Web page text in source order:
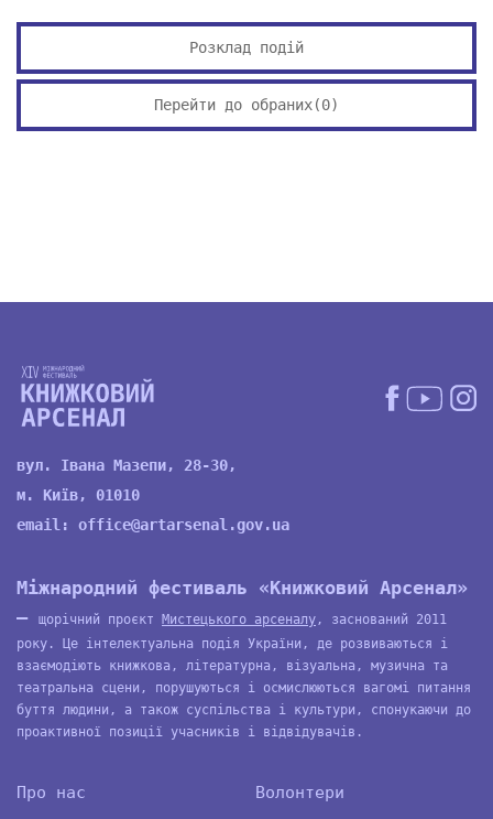
Розклад подій
Перейти до обраних(0)
вул. Івана Мазепи, 28-30,
м. Київ, 01010
email: office@artarsenal.gov.ua
Міжнародний фестиваль «Книжковий Арсенал»
—
щорічний проєкт Мистецького арсеналу , заснований 2011
року. Це інтелектуальна подія України, де розвиваються і
взаємодіють книжкова, літературна, візуальна, музична та
театральна сцени, порушуються і осмислюються вагомі питання
буття людини, а також суспільства і культури, спонукаючи до
проактивної позиції учасників і відвідувачів.
Про нас
Волонтери